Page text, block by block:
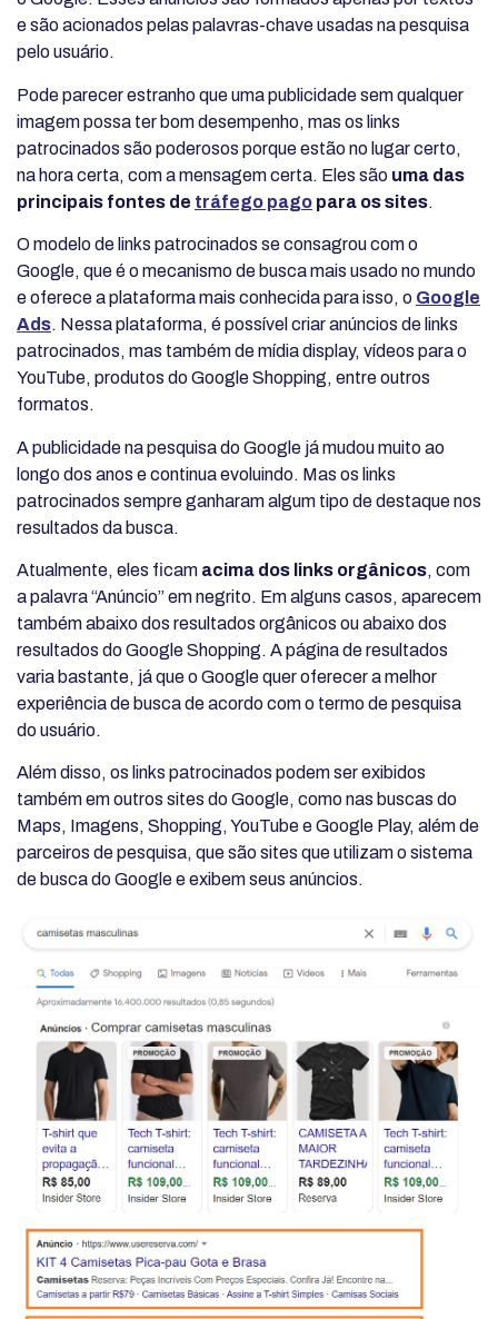
e são acionados pelas palavras-chave usadas na pesquisa
pelo usuário.
Pode parecer estranho que uma publicidade sem qualquer
imagem possa ter bom desempenho, mas os links
patrocinados são poderosos porque estão no lugar certo,
na hora certa, com a mensagem certa. Eles são uma das
principais fontes de tráfego pago para os sites.
O modelo de links patrocinados se consagrou com o
Google, que é o mecanismo de busca mais usado no mundo
e oferece a plataforma mais conhecida para isso, o Google
Ads. Nessa plataforma, é possível criar anúncios de links
patrocinados, mas também de mídia display, vídeos para o
YouTube, produtos do Google Shopping, entre outros
formatos.
A publicidade na pesquisa do Google já mudou muito ao
longo dos anos e continua evoluindo. Mas os links
patrocinados sempre ganharam algum tipo de destaque nos
resultados da busca.
Atualmente, eles ficam acima dos links orgânicos, com
a palavra “Anúncio” em negrito. Em alguns casos, aparecem
também abaixo dos resultados orgânicos ou abaixo dos
resultados do Google Shopping. A página de resultados
varia bastante, já que o Google quer oferecer a melhor
experiência de busca de acordo com o termo de pesquisa
do usuário.
Além disso, os links patrocinados podem ser exibidos
também em outros sites do Google, como nas buscas do
Maps, Imagens, Shopping, YouTube e Google Play, além de
parceiros de pesquisa, que são sites que utilizam o sistema
de busca do Google e exibem seus anúncios.